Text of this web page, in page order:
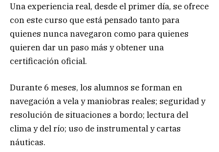
Una experiencia real, desde el primer día, se ofrece
con este curso que está pensado tanto para
quienes nunca navegaron como para quienes
quieren dar un paso más y obtener una
certificación oficial.
Durante 6 meses, los alumnos se forman en
navegación a vela y maniobras reales; seguridad y
resolución de situaciones a bordo; lectura del
clima y del río; uso de instrumental y cartas
náuticas.